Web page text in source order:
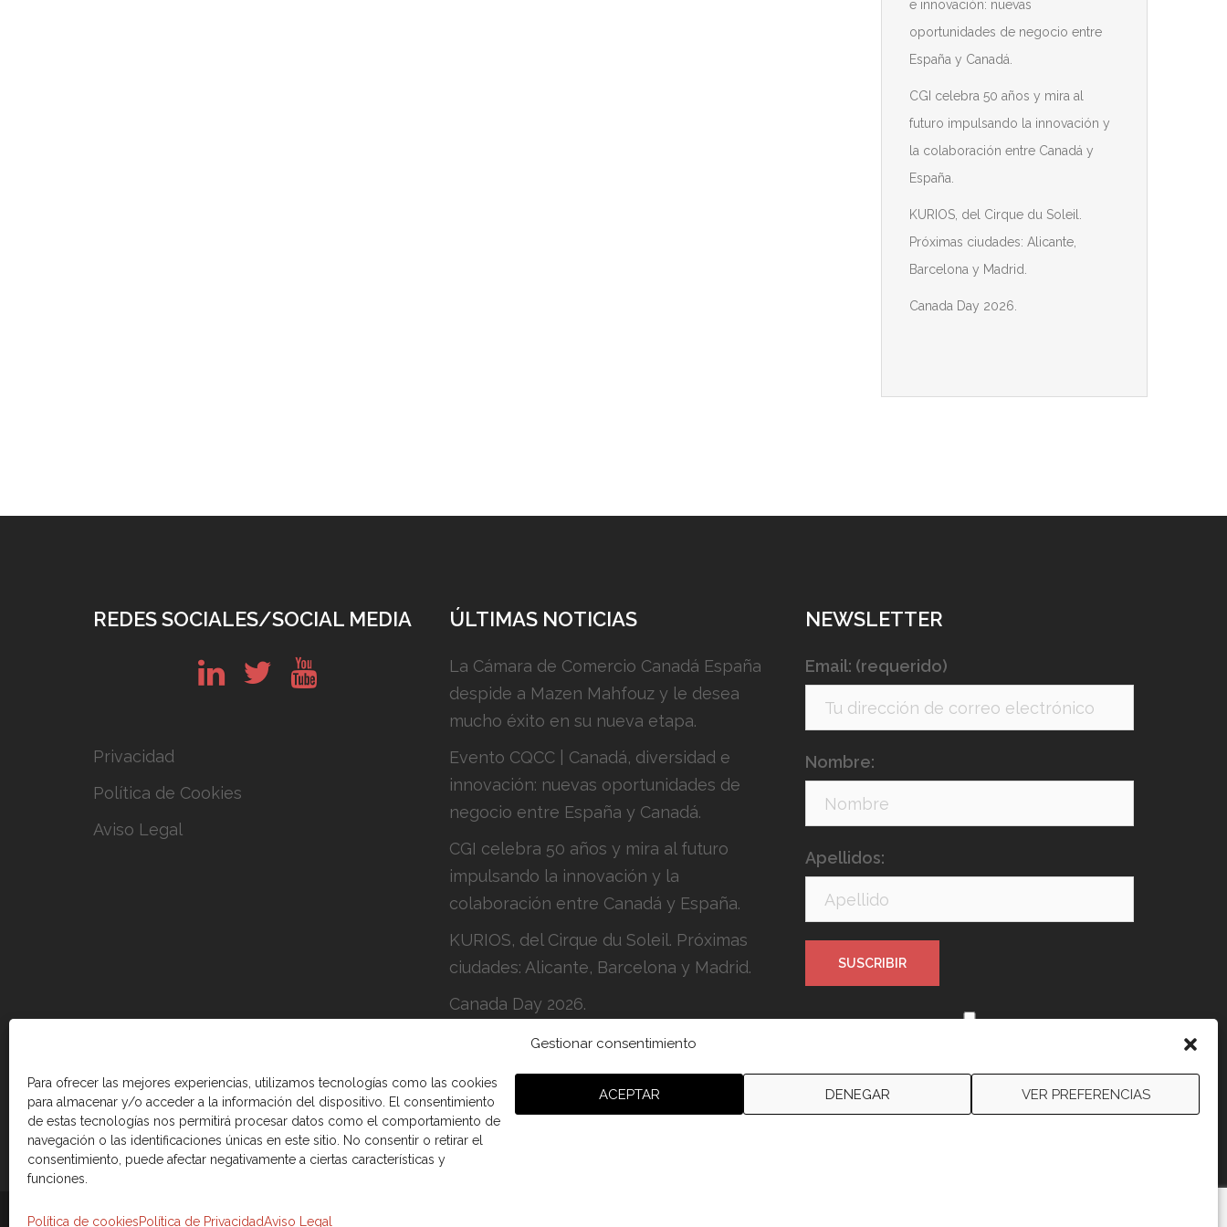
Gestionar consentimiento
Para ofrecer las mejores experiencias, utilizamos tecnologías como las cookies
para almacenar y/o acceder a la información del dispositivo. El consentimiento
de estas tecnologías nos permitirá procesar datos como el comportamiento de
navegación o las identificaciones únicas en este sitio. No consentir o retirar el
consentimiento, puede afectar negativamente a ciertas características y
funciones.
ACEPTAR DENEGAR VER PREFERENCIAS
Política de cookiesPolítica de PrivacidadAviso Legal
e innovación: nuevas
oportunidades de negocio entre
España y Canadá.
CGI celebra 50 años y mira al
futuro impulsando la innovación y
la colaboración entre Canadá y
España.
KURIOS, del Cirque du Soleil.
Próximas ciudades: Alicante,
Barcelona y Madrid.
Canada Day 2026.
REDES SOCIALES/SOCIAL MEDIA
Privacidad
Política de Cookies
Aviso Legal
ÚLTIMAS NOTICIAS
La Cámara de Comercio Canadá España
despide a Mazen Mahfouz y le desea
mucho éxito en su nueva etapa.
Evento CQCC | Canadá, diversidad e
innovación: nuevas oportunidades de
negocio entre España y Canadá.
CGI celebra 50 años y mira al futuro
impulsando la innovación y la
colaboración entre Canadá y España.
KURIOS, del Cirque du Soleil. Próximas
ciudades: Alicante, Barcelona y Madrid.
Canada Day 2026.
NEWSLETTER
Email: (requerido)
Nombre:
Apellidos:
condiciones
© 2026 Cámara de comercio Canadá España.